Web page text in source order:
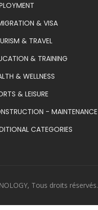
& VISA
& TRAVEL
& TRAINING
& WELLNESS
& LEISURE
- MAINTENANCE
CATEGORIES
Tous droits réservés.